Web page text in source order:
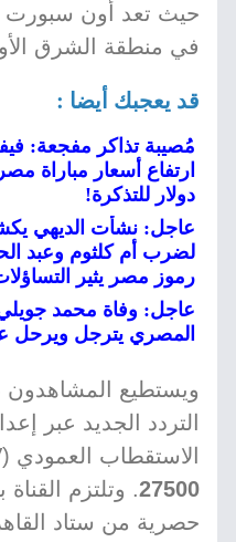
حيث تعد أون سبورت
في منطقة الشرق
قد يعجبك أيضا :
مُصيبة تذاكر مفجعة:
دولار للتذكرة!
عاجل: نشأت الديهي
لضرب أم كلثوم وعبد
رموز مصر يثير
عاجل: وفاة محمد
المصري يترجل ويرحل
ويستطيع
التردد الجديد عبر
الاستقطاب العمودي (V)، ومعدل الترميز
27500. وتلتزم القناة
حصرية من ستاد